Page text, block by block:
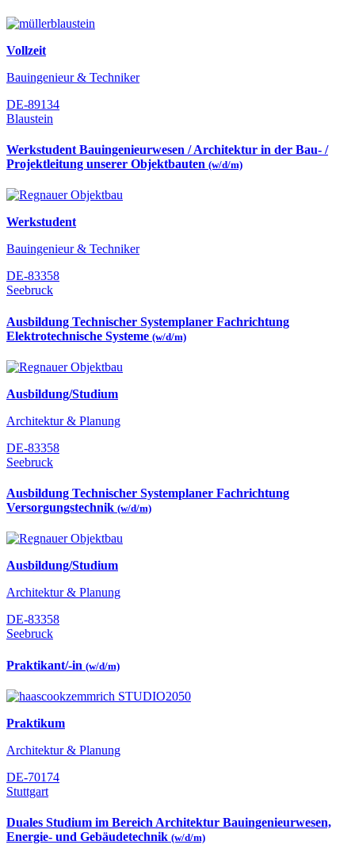
Vollzeit
Bauingenieur & Techniker
DE-89134
Blaustein
Werkstudent Bauingenieurwesen / Architektur in der Bau- /
Projektleitung unserer Objektbauten (w/d/m)
Werkstudent
Bauingenieur & Techniker
DE-83358
Seebruck
Ausbildung Technischer Systemplaner Fachrichtung
Elektrotechnische Systeme (w/d/m)
Ausbildung/Studium
Architektur & Planung
DE-83358
Seebruck
Ausbildung Technischer Systemplaner Fachrichtung
Versorgungstechnik (w/d/m)
Ausbildung/Studium
Architektur & Planung
DE-83358
Seebruck
Praktikant/-in (w/d/m)
Praktikum
Architektur & Planung
DE-70174
Stuttgart
Duales Studium im Bereich Architektur Bauingenieurwesen,
Energie- und Gebäudetechnik (w/d/m)